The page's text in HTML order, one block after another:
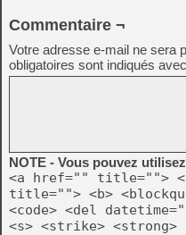
Commentaire ¬
Votre adresse e-mail ne sera
obligatoires sont indiqués avec
NOTE - Vous pouvez
<a href="" title="">
title=""> <b>
<code> <del
<s> <strike> <strong>